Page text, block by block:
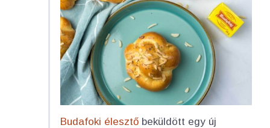
Budafoki élesztő beküldött egy új